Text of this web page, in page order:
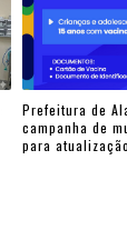
Prefeitura de
campanha de
para